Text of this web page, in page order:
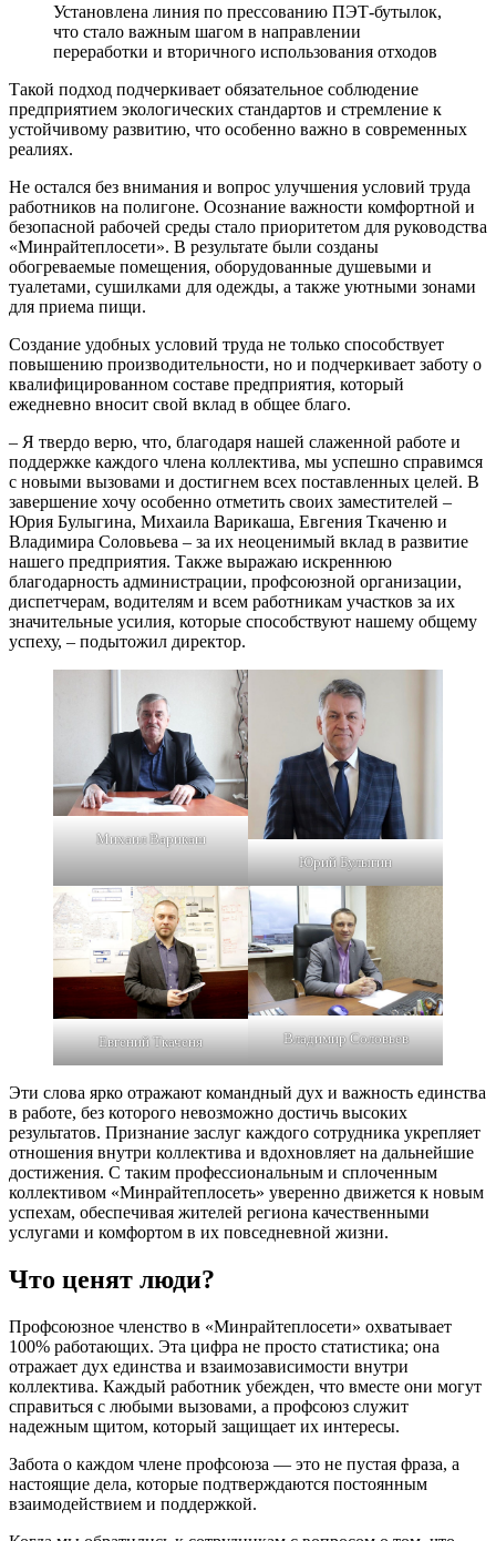
Установлена линия по прессованию ПЭТ-бутылок,
что стало важным шагом в направлении
переработки и вторичного использования отходов
Такой подход подчеркивает обязательное соблюдение
предприятием экологических стандартов и стремление к
устойчивому развитию, что особенно важно в современных
реалиях.
Не остался без внимания и вопрос улучшения условий труда
работников на полигоне. Осознание важности комфортной и
безопасной рабочей среды стало приоритетом для руководства
«Минрайтеплосети». В результате были созданы
обогреваемые помещения, оборудованные душевыми и
туалетами, сушилками для одежды, а также уютными зонами
для приема пищи.
Создание удобных условий труда не только способствует
повышению производительности, но и подчеркивает заботу о
квалифицированном составе предприятия, который
ежедневно вносит свой вклад в общее благо.
– Я твердо верю, что, благодаря нашей слаженной работе и
поддержке каждого члена коллектива, мы успешно справимся
с новыми вызовами и достигнем всех поставленных целей. В
завершение хочу особенно отметить своих заместителей –
Юрия Булыгина, Михаила Варикаша, Евгения Ткаченю и
Владимира Соловьева – за их неоценимый вклад в развитие
нашего предприятия. Также выражаю искреннюю
благодарность администрации, профсоюзной организации,
диспетчерам, водителям и всем работникам участков за их
значительные усилия, которые способствуют нашему общему
успеху, – подытожил директор.
Михаил Варикаш
Юрий Булыгин
Евгений Ткаченя Владимир Соловьев
Эти слова ярко отражают командный дух и важность единства
в работе, без которого невозможно достичь высоких
результатов. Признание заслуг каждого сотрудника укрепляет
отношения внутри коллектива и вдохновляет на дальнейшие
достижения. С таким профессиональным и сплоченным
коллективом «Минрайтеплосеть» уверенно движется к новым
успехам, обеспечивая жителей региона качественными
услугами и комфортом в их повседневной жизни.
Что ценят люди?
Профсоюзное членство в «Минрайтеплосети» охватывает
100% работающих. Эта цифра не просто статистика; она
отражает дух единства и взаимозависимости внутри
коллектива. Каждый работник убежден, что вместе они могут
справиться с любыми вызовами, а профсоюз служит
надежным щитом, который защищает их интересы.
Забота о каждом члене профсоюза — это не пустая фраза, а
настоящие дела, которые подтверждаются постоянным
взаимодействием и поддержкой.